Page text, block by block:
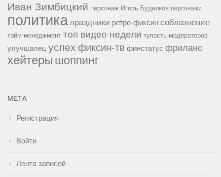
Иван Зимбицкий персонаж Игорь Будников персонажи
политика праздники ретро-фиксин соблазнение
тайм-менеджмент топ видео недели тупость модераторов
улучшалец успех фиксин-тв финстатус фриланс
хейтеры шоппинг
МЕТА
Регистрация
Войти
Лента записей